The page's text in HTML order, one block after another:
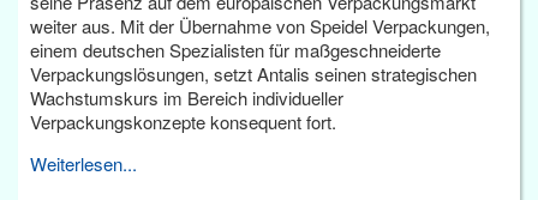
weiter aus. Mit der Übernahme von Speidel Verpackungen,
einem deutschen Spezialisten für maßgeschneiderte
Verpackungslösungen, setzt Antalis seinen strategischen
Wachstumskurs im Bereich individueller
Verpackungskonzepte konsequent fort.
Weiterlesen...